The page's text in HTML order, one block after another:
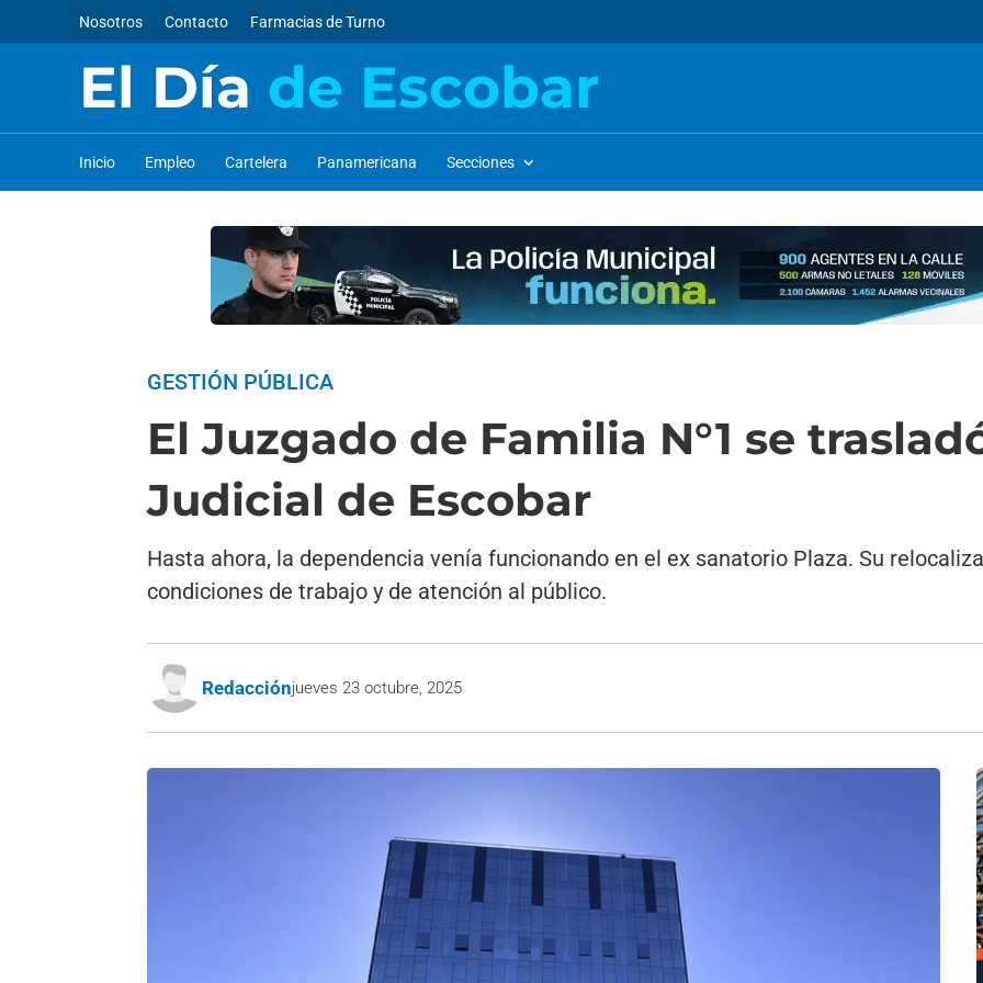
Nosotros Contacto Farmacias de Turno
El Día de Escobar
Inicio Empleo Cartelera Panamericana Secciones
GESTIÓN PÚBLICA
El Juzgado de Familia N°1 se
Judicial de Escobar
Hasta ahora, la dependencia venía funcionando en el ex sanatorio Plaza. Su
condiciones de trabajo y de atención al público.
Redacciónjueves 23 octubre, 2025